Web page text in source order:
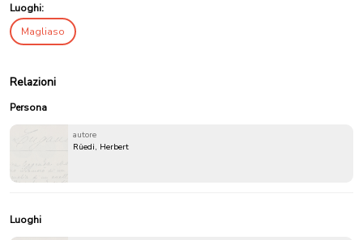
Luoghi:
Magliaso
Relazioni
Persona
autore
Rüedi, Herbert
Luoghi